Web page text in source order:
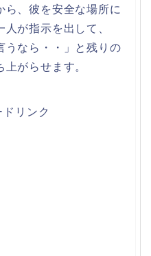
ら、彼を安全な場所に
が指示を出して、
うなら・・」と残りの
がらせます。
リンク